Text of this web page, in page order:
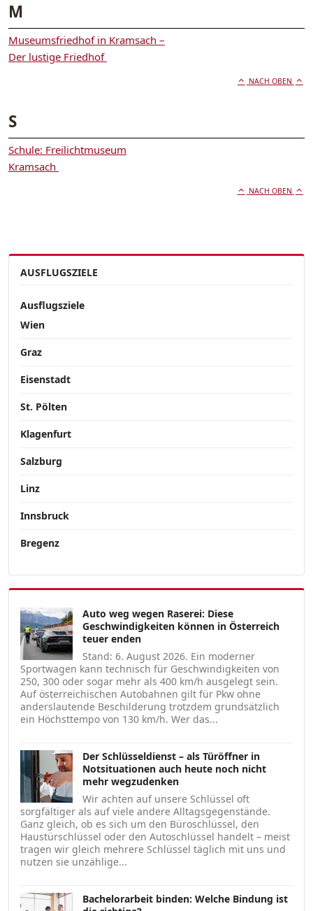
M
Museumsfriedhof in Kramsach –
Der lustige Friedhof
NACH OBEN
S
Schule: Freilichtmuseum
Kramsach
NACH OBEN
AUSFLUGSZIELE
Ausflugsziele
Wien
Graz
Eisenstadt
St. Pölten
Klagenfurt
Salzburg
Linz
Innsbruck
Bregenz
Auto weg wegen Raserei: Diese
Geschwindigkeiten können in Österreich
teuer enden
Stand: 6. August 2026. Ein moderner
Sportwagen kann technisch für Geschwindigkeiten von
250, 300 oder sogar mehr als 400 km/h ausgelegt sein.
Auf österreichischen Autobahnen gilt für Pkw ohne
anderslautende Beschilderung trotzdem grundsätzlich
ein Höchsttempo von 130 km/h. Wer das...
Der Schlüsseldienst – als Türöffner in
Notsituationen auch heute noch nicht
mehr wegzudenken
Wir achten auf unsere Schlüssel oft
sorgfältiger als auf viele andere Alltagsgegenstände.
Ganz gleich, ob es sich um den Büroschlüssel, den
Haustürschlüssel oder den Autoschlüssel handelt – meist
tragen wir gleich mehrere Schlüssel täglich mit uns und
nutzen sie unzählige...
Bachelorarbeit binden: Welche Bindung ist